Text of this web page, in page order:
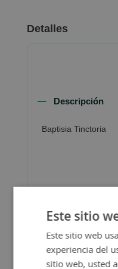
Detalles
Descripción
Baptisia Tinctoria
Este sitio
Este sitio web
experiencia del
sitio web, usted